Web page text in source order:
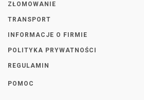
ZŁOMOWANIE
TRANSPORT
INFORMACJE O FIRMIE
POLITYKA PRYWATNOŚCI
REGULAMIN
POMOC